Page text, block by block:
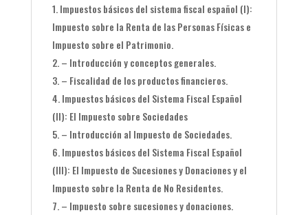
Impuestos básicos del sistema fiscal español (I):
Impuesto sobre la Renta de las Personas Físicas e
Impuesto sobre el Patrimonio.
– Introducción y conceptos generales.
– Fiscalidad de los productos financieros.
Impuestos básicos del Sistema Fiscal Español
(II): El Impuesto sobre Sociedades
– Introducción al Impuesto de Sociedades.
Impuestos básicos del Sistema Fiscal Español
(III): El Impuesto de Sucesiones y Donaciones y el
Impuesto sobre la Renta de No Residentes.
– Impuesto sobre sucesiones y donaciones.